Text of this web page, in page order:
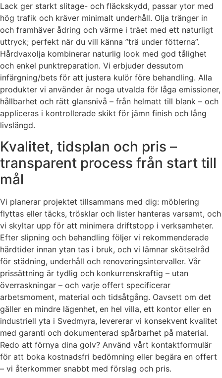
Lack ger starkt slitage- och fläckskydd, passar ytor med
hög trafik och kräver minimalt underhåll. Olja tränger in
och framhäver ådring och värme i träet med ett naturligt
uttryck; perfekt när du vill känna ”trä under fötterna”.
Hårdvaxolja kombinerar naturlig look med god tålighet
och enkel punktreparation. Vi erbjuder dessutom
infärgning/bets för att justera kulör före behandling. Alla
produkter vi använder är noga utvalda för låga emissioner,
hållbarhet och rätt glansnivå – från helmatt till blank – och
appliceras i kontrollerade skikt för jämn finish och lång
livslängd.
Kvalitet, tidsplan och pris –
transparent process från start till
mål
Vi planerar projektet tillsammans med dig: möblering
flyttas eller täcks, trösklar och lister hanteras varsamt, och
vi skyltar upp för att minimera driftstopp i verksamheter.
Efter slipning och behandling följer vi rekommenderade
härdtider innan ytan tas i bruk, och vi lämnar skötselråd
för städning, underhåll och renoveringsintervaller. Vår
prissättning är tydlig och konkurrenskraftig – utan
överraskningar – och varje offert specificerar
arbetsmoment, material och tidsåtgång. Oavsett om det
gäller en mindre lägenhet, en hel villa, ett kontor eller en
industriell yta i Svedmyra, levererar vi konsekvent kvalitet
med garanti och dokumenterad spårbarhet på material.
Redo att förnya dina golv? Använd vårt kontaktformulär
för att boka kostnadsfri bedömning eller begära en offert
– vi återkommer snabbt med förslag och pris.